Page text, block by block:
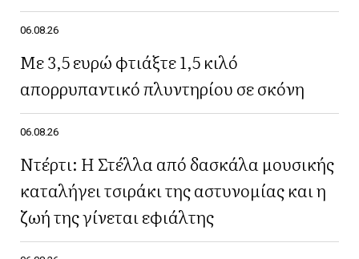
06.08.26
Με 3,5 ευρώ φτιάξτε 1,5 κιλό
απορρυπαντικό πλυντηρίου σε σκόνη
06.08.26
Ντέρτι: Η Στέλλα από δασκάλα μουσικής
καταλήγει τσιράκι της αστυνομίας και η
ζωή της γίνεται εφιάλτης